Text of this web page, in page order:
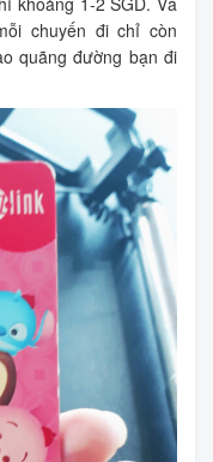
chuyến đi chỉ còn
quãng đường bạn đi